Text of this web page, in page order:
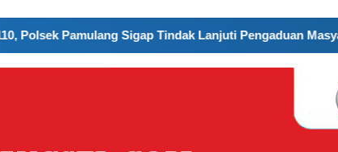
Tindak Lanjuti Pengaduan Masyarakat Hadir